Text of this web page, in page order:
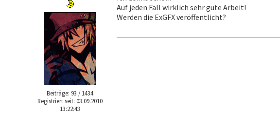
Beiträge: 93 / 1434
Registriert seit: 03.09.2010
13:22:43
Auf jeden Fall wirklich sehr gute Arbeit!
Werden die ExGFX veröffentlicht?